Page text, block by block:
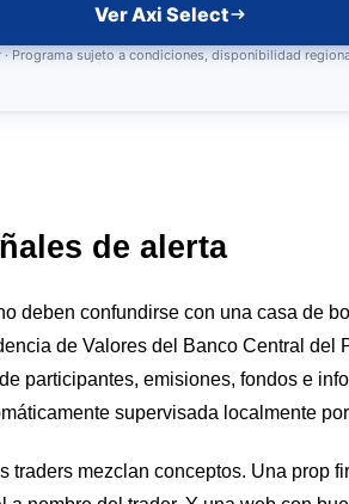
Ver Axi Select
· Programa sujeto a condiciones, disponibilidad
de alerta
deben confundirse con una casa de
de Valores del Banco Central del
participantes, emisiones, fondos e
supervisada localmente
traders mezclan conceptos. Una prop